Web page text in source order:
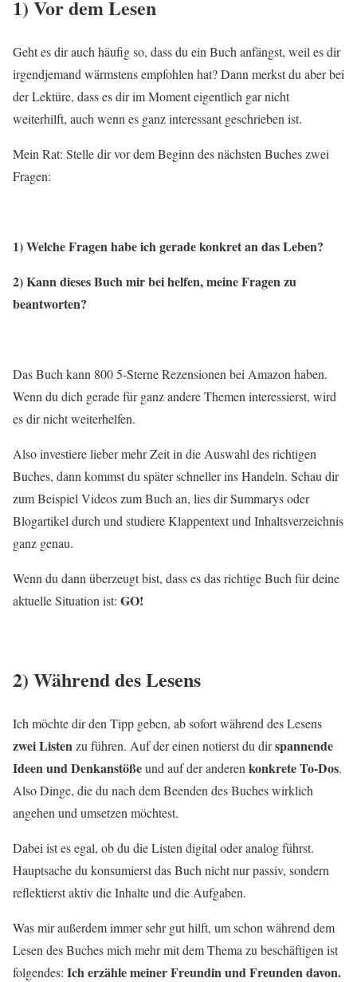
1) Vor dem Lesen
Geht es dir auch häufig so, dass du ein Buch anfängst, weil es dir
irgendjemand wärmstens empfohlen hat? Dann merkst du aber bei
der Lektüre, dass es dir im Moment eigentlich gar nicht
weiterhilft, auch wenn es ganz interessant geschrieben ist.
Mein Rat: Stelle dir vor dem Beginn des nächsten Buches zwei
Fragen:
1) Welche Fragen habe ich gerade konkret an das Leben?
2) Kann dieses Buch mir bei helfen, meine Fragen zu
beantworten?
Das Buch kann 800 5-Sterne Rezensionen bei Amazon haben.
Wenn du dich gerade für ganz andere Themen interessierst, wird
es dir nicht weiterhelfen.
Also investiere lieber mehr Zeit in die Auswahl des richtigen
Buches, dann kommst du später schneller ins Handeln. Schau dir
zum Beispiel Videos zum Buch an, lies dir Summarys oder
Blogartikel durch und studiere Klappentext und Inhaltsverzeichnis
ganz genau.
Wenn du dann überzeugt bist, dass es das richtige Buch für deine
aktuelle Situation ist: GO!
2) Während des Lesens
Ich möchte dir den Tipp geben, ab sofort während des Lesens
zwei Listenzu führen. Auf der einen notierst du dirspannende
Ideen und Denkanstößeund auf der anderen konkrete To-Dos.
Also Dinge, die du nach dem Beenden des Buches wirklich
angehen und umsetzen möchtest.
Dabei ist es egal, ob du die Listen digital oder analog führst.
Hauptsache du konsumierst das Buch nicht nur passiv, sondern
reflektierst aktiv die Inhalte und die Aufgaben.
Was mir außerdem immer sehr gut hilft, um schon während dem
Lesen des Buches mich mehr mit dem Thema zu beschäftigen ist
folgendes: Ich erzähle meiner Freundin und Freunden davon.